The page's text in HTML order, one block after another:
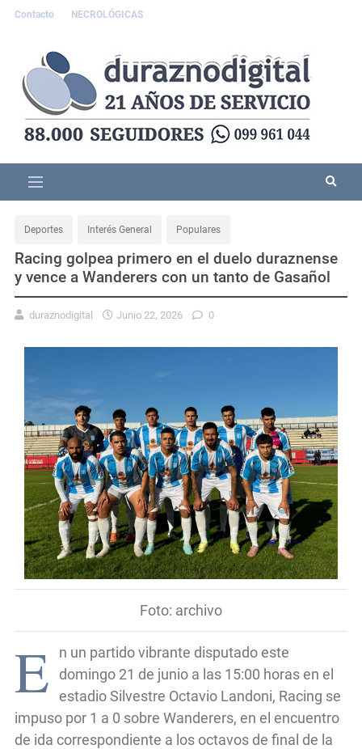
Contacto NECROLÓGICAS
Deportes Interés General Populares
Racing golpea primero en el duelo duraznense
y vence a Wanderers con un tanto de Gasañol
duraznodigital Junio 22, 2026 0
Foto: archivo
E
n un partido vibrante disputado este
domingo 21 de junio a las 15:00 horas en el
estadio Silvestre Octavio Landoni, Racing se
impuso por 1 a 0 sobre Wanderers, en el encuentro
de ida correspondiente a los octavos de final de la